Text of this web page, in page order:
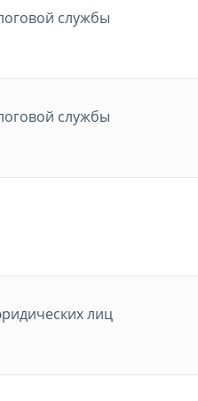
службы
службы
лиц